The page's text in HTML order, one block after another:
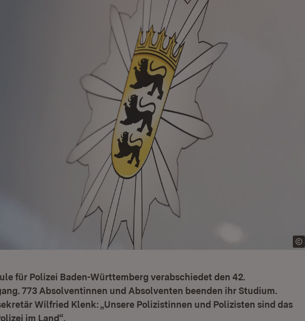
für Polizei Baden-Württemberg verabschiedet den 42.
773 Absolventinnen und Absolventen beenden ihr Studium.
Wilfried Klenk: „Unsere Polizistinnen und Polizisten sind das
im Land“.